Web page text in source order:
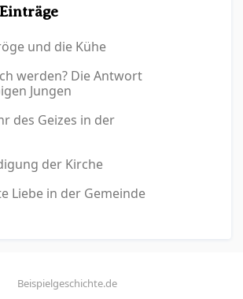
und die Kühe
werden? Die Antwort
Jungen
des Geizes in der
der Kirche
Liebe in der Gemeinde
Beispielgeschichte.de